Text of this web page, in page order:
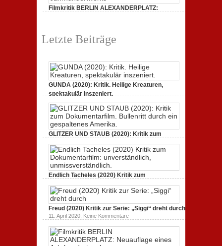
dreht
durch
Filmkritik BERLIN ALEXANDERPLATZ:
Letzte Beiträge
GUNDA (2020): Kritik. Heilige Kreaturen,
spektakulär inszeniert.
GUNDA
(2020):
Kritik.
Kreaturen,
spektakulär
GLITZER UND STAUB (2020): Kritik zum
Dokumentarfilm. Bullenritt durch ein
gespaltenes Amerika.
3. Oktober 2020,Keine Kommentarezu
UND
STAUB
Kritik
zum
Bullenritt
durch
ein
Endlich Tacheles (2020) Kritik zum
Dokumentarfilm: unverständlich,
unmissverständlich.
19. Mai 2020,Keine Kommentare
Endlich
Tacheles
(2020)
unverständlich,
Freud (2020) Kritik zur Serie: „Siggi“ dreht durch
11. April 2020, Keine Kommentarezu
Freud
(2020)
zur